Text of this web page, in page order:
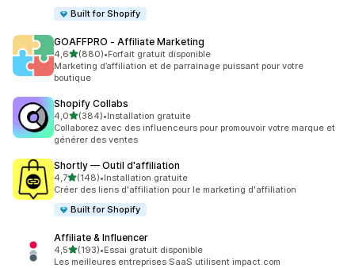
Built for Shopify
GOAFFPRO ‑ Affiliate Marketing
4,6étoile(s) sur 5
(880)
880 avis au total
•Forfait gratuit disponible
Marketing d’affiliation et de parrainage puissant pour votre
boutique
Shopify Collabs
4,0étoile(s) sur 5
(384)
384 avis au total
•Installation gratuite
Collaborez avec des influenceurs pour promouvoir votre marque et
générer des ventes
Shortly — Outil d'affiliation
4,7étoile(s) sur 5
(148)
148 avis au total
•Installation gratuite
Créer des liens d'affiliation pour le marketing d'affiliation
Built for Shopify
Affiliate & Influencer
4,5étoile(s) sur 5
(193)
193 avis au total
•Essai gratuit disponible
Les meilleures entreprises SaaS utilisent impact.com